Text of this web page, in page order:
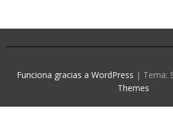
Funciona gracias a WordPress | Tema:
Themes